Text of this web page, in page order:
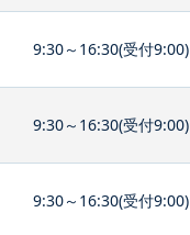
9:30～16:30(受付9:00)
9:30～16:30(受付9:00)
9:30～16:30(受付9:00)